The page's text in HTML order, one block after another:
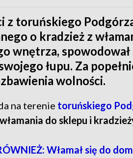
z toruńskiego
o kradzież z
wnętrza,
łupu. Za
wolności.
na terenie toruńskiego
włamania do sklepu i
Włamał się do